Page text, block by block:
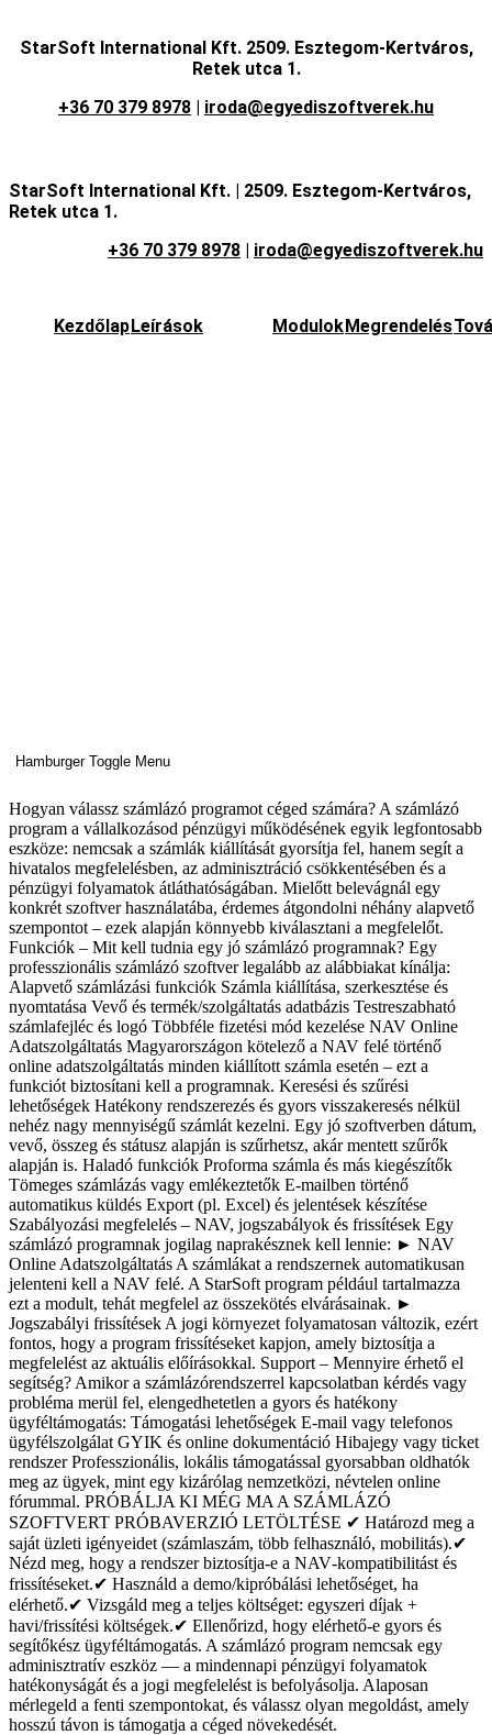
StarSoft International Kft. 2509. Esztegom-Kertváros,
Retek utca 1.
+36 70 379 8978 | iroda@egyediszoftverek.hu
StarSoft International Kft. | 2509. Esztegom-Kertváros,
Retek utca 1.
+36 70 379 8978 | iroda@egyediszoftverek.hu
KezdőlapLeírások ModulokMegrendelés
Hamburger Toggle Menu
Hogyan válassz számlázó programot céged számára? A számlázó
program a vállalkozásod pénzügyi működésének egyik legfontosabb
eszköze: nemcsak a számlák kiállítását gyorsítja fel, hanem segít a
hivatalos megfelelésben, az adminisztráció csökkentésében és a
pénzügyi folyamatok átláthatóságában. Mielőtt belevágnál egy
konkrét szoftver használatába, érdemes átgondolni néhány alapvető
szempontot – ezek alapján könnyebb kiválasztani a megfelelőt.
Funkciók – Mit kell tudnia egy jó számlázó programnak? Egy
professzionális számlázó szoftver legalább az alábbiakat kínálja:
Alapvető számlázási funkciók Számla kiállítása, szerkesztése és
nyomtatása Vevő és termék/szolgáltatás adatbázis Testreszabható
számlafejléc és logó Többféle fizetési mód kezelése NAV Online
Adatszolgáltatás Magyarországon kötelező a NAV felé történő
online adatszolgáltatás minden kiállított számla esetén – ezt a
funkciót biztosítani kell a programnak. Keresési és szűrési
lehetőségek Hatékony rendszerezés és gyors visszakeresés nélkül
nehéz nagy mennyiségű számlát kezelni. Egy jó szoftverben dátum,
vevő, összeg és státusz alapján is szűrhetsz, akár mentett szűrők
alapján is. Haladó funkciók Proforma számla és más kiegészítők
Tömeges számlázás vagy emlékeztetők E‑mailben történő
automatikus küldés Export (pl. Excel) és jelentések készítése
Szabályozási megfelelés – NAV, jogszabályok és frissítések Egy
számlázó programnak jogilag naprakésznek kell lennie: ► NAV
Online Adatszolgáltatás A számlákat a rendszernek automatikusan
jelenteni kell a NAV felé. A StarSoft program például tartalmazza
ezt a modult, tehát megfelel az összekötés elvárásainak. ►
Jogszabályi frissítések A jogi környezet folyamatosan változik, ezért
fontos, hogy a program frissítéseket kapjon, amely biztosítja a
megfelelést az aktuális előírásokkal. Support – Mennyire érhető el
segítség? Amikor a számlázórendszerrel kapcsolatban kérdés vagy
probléma merül fel, elengedhetetlen a gyors és hatékony
ügyféltámogatás: Támogatási lehetőségek E‑mail vagy telefonos
ügyfélszolgálat GYIK és online dokumentáció Hibajegy vagy ticket
rendszer Professzionális, lokális támogatással gyorsabban oldhatók
meg az ügyek, mint egy kizárólag nemzetközi, névtelen online
fórummal. PRÓBÁLJA KI MÉG MA A SZÁMLÁZÓ
SZOFTVERT PRÓBAVERZIÓ LETÖLTÉSE ✔ Határozd meg a
saját üzleti igényeidet (számlaszám, több felhasználó, mobilitás).✔
Nézd meg, hogy a rendszer biztosítja‑e a NAV‑kompatibilitást és
frissítéseket.✔ Használd a demo/kipróbálási lehetőséget, ha
elérhető.✔ Vizsgáld meg a teljes költséget: egyszeri díjak +
havi/frissítési költségek.✔ Ellenőrizd, hogy elérhető‑e gyors és
segítőkész ügyféltámogatás. A számlázó program nemcsak egy
adminisztratív eszköz — a mindennapi pénzügyi folyamatok
hatékonyságát és a jogi megfelelést is befolyásolja. Alaposan
mérlegeld a fenti szempontokat, és válassz olyan megoldást, amely
hosszú távon is támogatja a céged növekedését.